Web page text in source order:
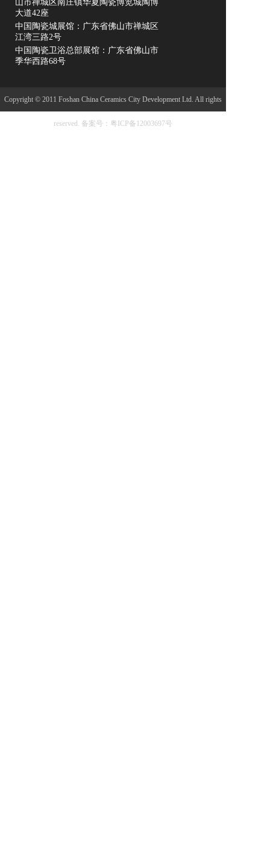
山市禅城区南庄镇华夏陶瓷博览城陶博
大道42座
中国陶瓷城展馆：广东省佛山市禅城区
江湾三路2号
中国陶瓷卫浴总部展馆：广东省佛山市
季华西路68号
Copyright © 2011 Foshan China Ceramics City Development Ltd. All rights
reserved. 备案号：粤ICP备12003697号